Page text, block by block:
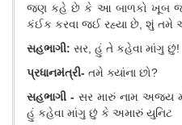
જણ કહે છે કે આ બાળકો ખૂબ જ
કંઈક કરવા જઈ રહ્યા છે, શું તમે
સહભાગી: સર, હું તે કહેવા માંગુ છું!
પ્રધાનમંત્રી- તમે ક્યાંના છો?
સહભાગી - સર મારું નામ અજય
હું કહેવા માંગુ છું કે અમારું યુનિટ